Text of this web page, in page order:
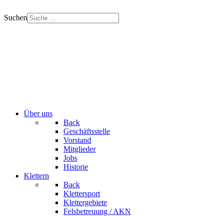
Suchen
Über uns
Back
Geschäftsstelle
Vorstand
Mitglieder
Jobs
Historie
Klettern
Back
Klettersport
Klettergebiete
Felsbetreuung / AKN